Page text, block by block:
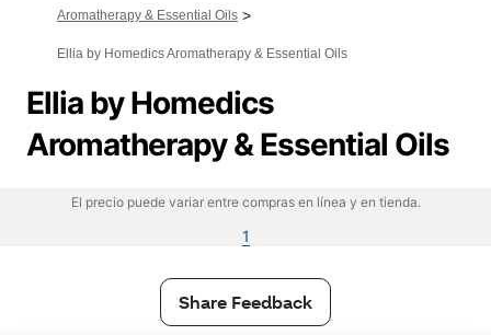
Aromatherapy & Essential Oils >
Ellia by Homedics Aromatherapy & Essential Oils
Ellia by Homedics
Aromatherapy & Essential Oils
El precio puede variar entre compras en línea y en tienda.
1
Share Feedback